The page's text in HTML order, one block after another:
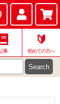
事
🔰
初めての方へ
Search